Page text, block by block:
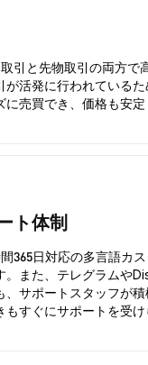
引と先物取引の両方で
が活発に行われている
売買でき、価格も安定
ト体制
365日対応の多言語カ
。また、テレグラムや
、サポートスタッフが
すぐにサポートを受け